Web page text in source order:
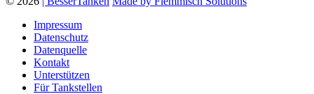
Impressum
Datenschutz
Datenquelle
Kontakt
Unterstützen
Für Tankstellen